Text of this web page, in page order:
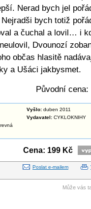
Nerad bych jel
bych totiž
a čuchal a lovil… i
Dvounozí
občas hlasitě
a Ušáci jakbysmet.
Původní cena:
Vyšlo: duben 2011
Vydavatel: CYKLOKNIHY
Cena: 199 Kč
Poslat e-mailem
Může vás